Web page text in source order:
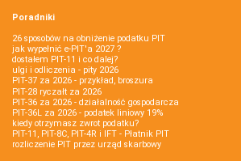
Poradniki
26 sposobów na obniżenie podatku PIT
jak wypełnić e-PIT'a 2027 ?
dostałem PIT-11 i co dalej?
ulgi i odliczenia - pity 2026
PIT-37 za 2026 - przykład, broszura
PIT-28 ryczałt za 2026
PIT-36 za 2026 - działalność gospodarcza
PIT-36L za 2026 - podatek liniowy 19%
kiedy otrzymasz zwrot podatku?
PIT-11, PIT-8C, PIT-4R i IFT - Płatnik PIT
rozliczenie PIT przez urząd skarbowy